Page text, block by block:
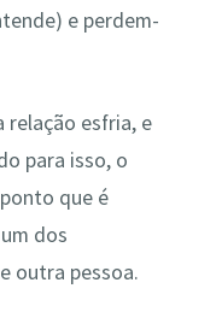
e perdem-
relação esfria, e
para isso, o
que é
dos
outra pessoa.